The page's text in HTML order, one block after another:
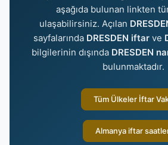
aşağıda bulunan linkten
ulaşabilirsiniz. Açılan
sayfalarında DRESDEN iftar ve
bilgilerinin dışında DRESDEN
bulunmaktadır.
Tüm Ülkeler İftar
Almanya iftar